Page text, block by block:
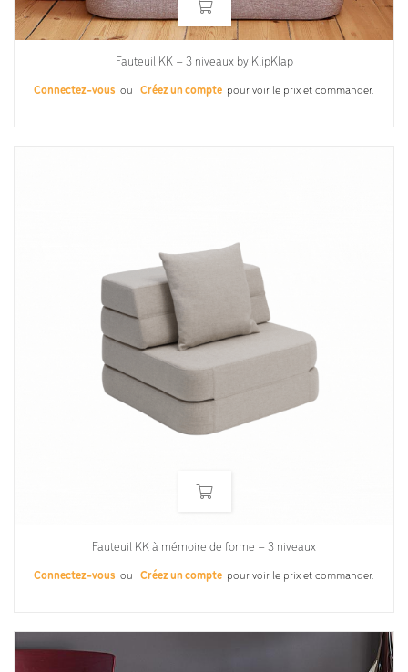
Fauteuil KK – 3 niveaux by KlipKlap
Connectez-vous ou Créez un compte pour voir le prix et commander.
Fauteuil KK à mémoire de forme – 3 niveaux
Connectez-vous ou Créez un compte pour voir le prix et commander.